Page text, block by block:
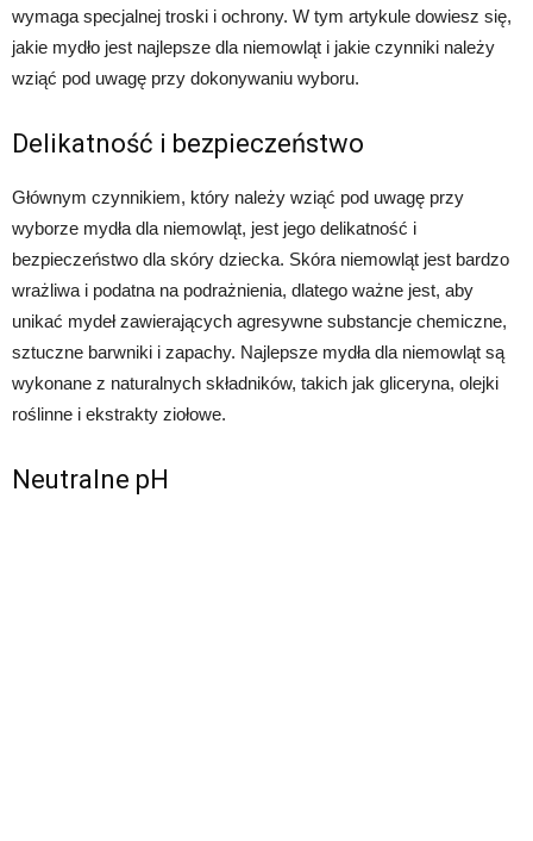
wymaga specjalnej troski i ochrony. W tym artykule dowiesz się,
jakie mydło jest najlepsze dla niemowląt i jakie czynniki należy
wziąć pod uwagę przy dokonywaniu wyboru.
Delikatność i bezpieczeństwo
Głównym czynnikiem, który należy wziąć pod uwagę przy
wyborze mydła dla niemowląt, jest jego delikatność i
bezpieczeństwo dla skóry dziecka. Skóra niemowląt jest bardzo
wrażliwa i podatna na podrażnienia, dlatego ważne jest, aby
unikać mydeł zawierających agresywne substancje chemiczne,
sztuczne barwniki i zapachy. Najlepsze mydła dla niemowląt są
wykonane z naturalnych składników, takich jak gliceryna, olejki
roślinne i ekstrakty ziołowe.
Neutralne pH